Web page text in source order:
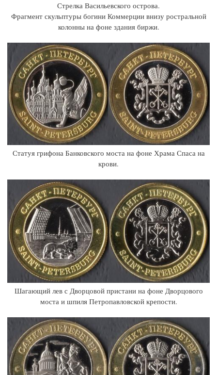
Стрелка Васильевского острова.
Фрагмент скульптуры богини Коммерции внизу ростральной
колонны на фоне здания биржи.
Статуя грифона Банковского моста на фоне Храма Спаса на
крови.
Шагающий лев с Дворцовой пристани на фоне Дворцового
моста и шпиля Петропавловской крепости.